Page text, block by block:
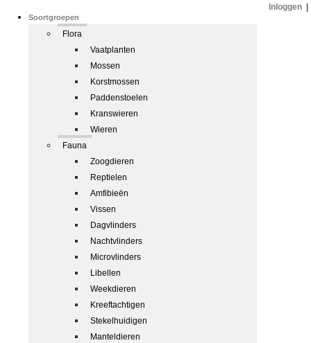
Soortgroepen
Flora
Vaatplanten
Mossen
Korstmossen
Paddenstoelen
Kranswieren
Wieren
Fauna
Zoogdieren
Reptielen
Amfibieën
Vissen
Dagvlinders
Nachtvlinders
Microvlinders
Libellen
Weekdieren
Kreeftachtigen
Stekelhuidigen
Manteldieren
Inloggen